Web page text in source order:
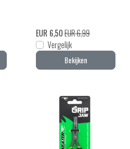
EUR 6,50EUR 6,99
Vergelijk
Bekijken